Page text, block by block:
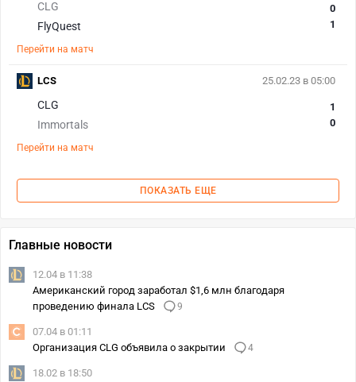
CLG
FlyQuest
0
1
Перейти на матч
25.02.23 в 05:00
CLG
Immortals
1
0
Перейти на матч
LCS
ПОКАЗАТЬ ЕЩЕ
Главные новости
12.04 в 11:38
Американский город заработал $1,6 млн благодаря
проведению финала LCS
9
07.04 в 01:11
Организация CLG объявила о закрытии
4
18.02 в 18:50